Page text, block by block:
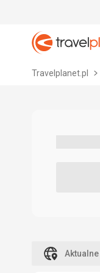
Travelplanet.pl
Travelplanet.pl
Aktualne